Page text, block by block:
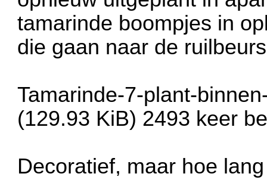
tamarinde boompjes in
die gaan naar de
Tamarinde-7-plant-
(129.93 KiB) 2493 keer
Decoratief, maar hoe